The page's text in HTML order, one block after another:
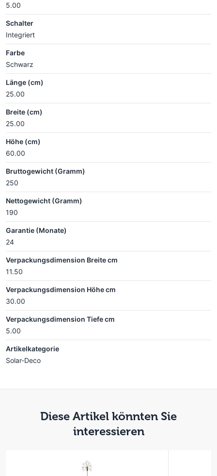
5.00
Schalter
Integriert
Farbe
Schwarz
Länge (cm)
25.00
Breite (cm)
25.00
Höhe (cm)
60.00
Bruttogewicht (Gramm)
250
Nettogewicht (Gramm)
190
Garantie (Monate)
24
Verpackungsdimension Breite cm
11.50
Verpackungsdimension Höhe cm
30.00
Verpackungsdimension Tiefe cm
5.00
Artikelkategorie
Solar-Deco
Diese Artikel könnten Sie
interessieren